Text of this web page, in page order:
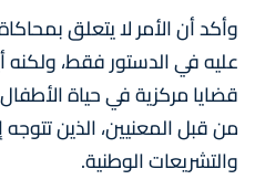
وأكد أن الأمر لا يتعلق
عليه في الدستور فقط، ولكنه
قضايا مركزية في حياة
من قبل المعنيين، الذين
والتشريعات الوطنية.